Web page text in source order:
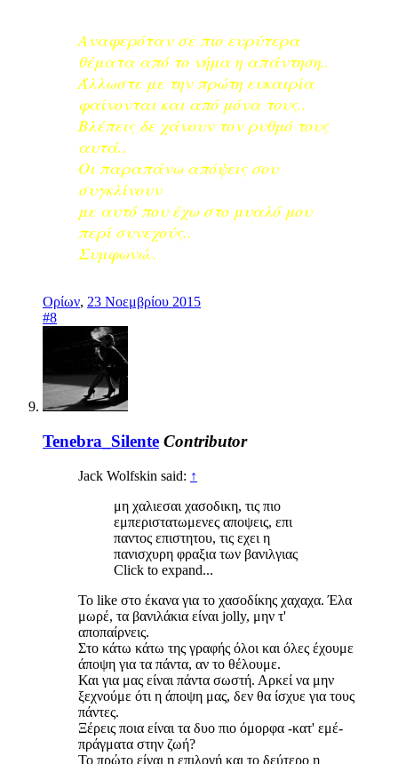
Αναφερόταν σε πιο ευρύτερα
θέματα από το νήμα η απάντηση..
Άλλωστε με την πρώτη ευκαιρία
φαίνονται και από μόνα τους..
Βλέπεις δε χάνουν τον ρυθμό τους
αυτά..
Οι παραπάνω απόψεις σου
συγκλίνουν
με αυτό που έχω στο μυαλό μου
περί συνεχούς..
Συμφωνώ..
Ορίων, 23 Νοεμβρίου 2015
#8
Tenebra_Silente Contributor
Jack Wolfskin said: ↑
μη χαλιεσαι χασοδικη, τις πιο
εμπεριστατωμενες αποψεις, επι
παντος επιστητου, τις εχει η
πανισχυρη φραξια των βανιλγιας
Click to expand...
Το like στο έκανα για το χασοδίκης χαχαχα. Έλα
μωρέ, τα βανιλάκια είναι jolly, μην τ'
αποπαίρνεις.
Στο κάτω κάτω της γραφής όλοι και όλες έχουμε
άποψη για τα πάντα, αν το θέλουμε.
Και για μας είναι πάντα σωστή. Αρκεί να μην
ξεχνούμε ότι η άποψη μας, δεν θα ίσχυε για τους
πάντες.
Ξέρεις ποια είναι τα δυο πιο όμορφα -κατ' εμέ-
πράγματα στην ζωή?
Το πρώτο είναι η επιλογή και το δεύτερο η